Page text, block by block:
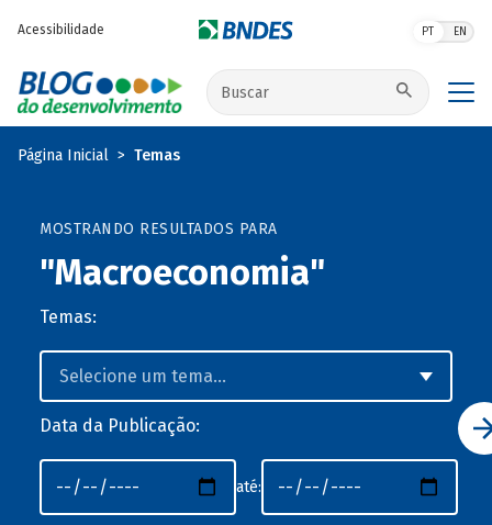
Acessibilidade PT EN
Buscar no site
Página Inicial Temas
MOSTRANDO RESULTADOS PARA
"Macroeconomia"
Temas:
Data da Publicação:
até: